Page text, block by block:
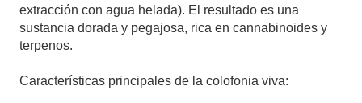
extracción con agua helada). El resultado es una
sustancia dorada y pegajosa, rica en cannabinoides y
terpenos.
Características principales de la colofonia viva: